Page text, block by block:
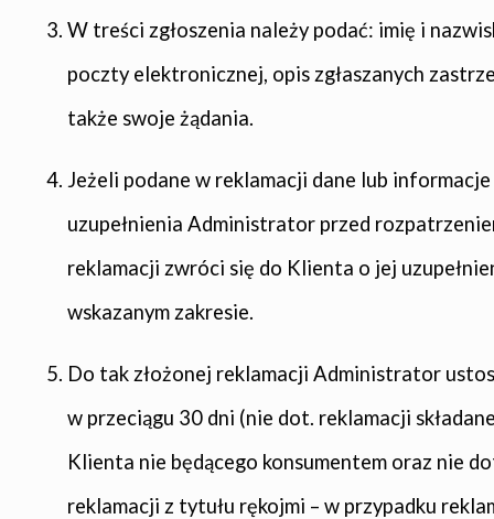
W treści zgłoszenia należy podać: imię i
poczty elektronicznej, opis zgłaszanych
także swoje żądania.
Jeżeli podane w reklamacji dane lub
uzupełnienia Administrator przed
reklamacji zwróci się do Klienta o jej
wskazanym zakresie.
Do tak złożonej reklamacji Administrator
w przeciągu 30 dni (nie dot. reklamacji
Klienta nie będącego konsumentem oraz nie
reklamacji z tytułu rękojmi – w przypadku